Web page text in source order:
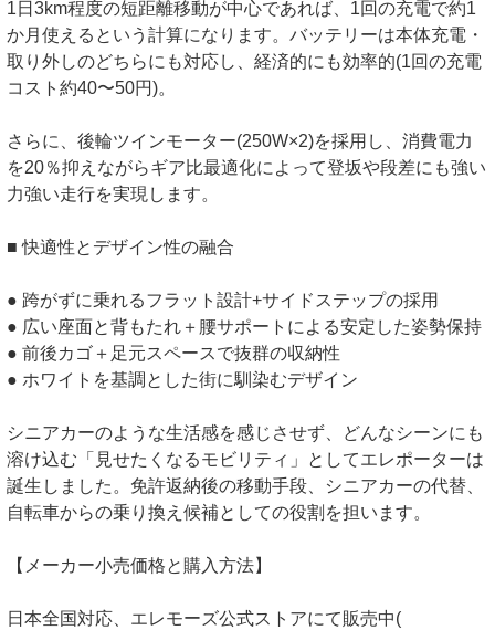
1日3km程度の短距離移動が中心であれば、1回の充電で約1
か月使えるという計算になります。バッテリーは本体充電・
取り外しのどちらにも対応し、経済的にも効率的(1回の充電
コスト約40〜50円)。
さらに、後輪ツインモーター(250W×2)を採用し、消費電力
を20％抑えながらギア比最適化によって登坂や段差にも強い
力強い走行を実現します。
■ 快適性とデザイン性の融合
● 跨がずに乗れるフラット設計+サイドステップの採用
● 広い座面と背もたれ＋腰サポートによる安定した姿勢保持
● 前後カゴ＋足元スペースで抜群の収納性
● ホワイトを基調とした街に馴染むデザイン
シニアカーのような生活感を感じさせず、どんなシーンにも
溶け込む「見せたくなるモビリティ」としてエレポーターは
誕生しました。免許返納後の移動手段、シニアカーの代替、
自転車からの乗り換え候補としての役割を担います。
【メーカー小売価格と購入方法】
日本全国対応、エレモーズ公式ストアにて販売中(